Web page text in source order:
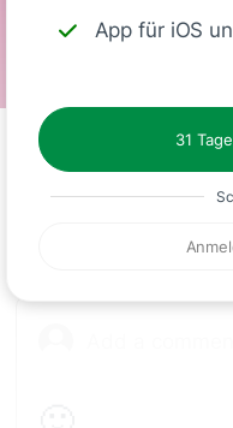
App für iOS
31
Kommentare